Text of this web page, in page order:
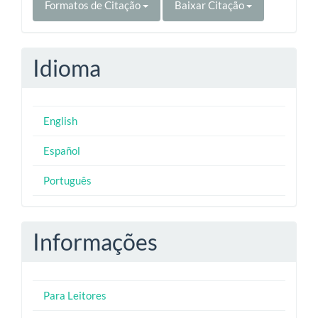
Formatos de Citação Baixar Citação
Idioma
English
Español
Português
Informações
Para Leitores